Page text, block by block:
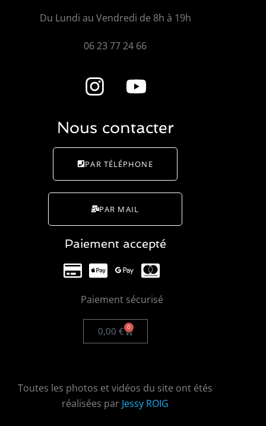
Du Lundi au Vendredi de 8h à 19h
06 23 77 24 66
Nous contacter
PAR TÉLÉPHONE
PAR MAIL
Paiement accepté
Paiement sécurisé
0,00 € 0
Toutes les photos et vidéos du site ont étés
réalisées par Jessy ROIG